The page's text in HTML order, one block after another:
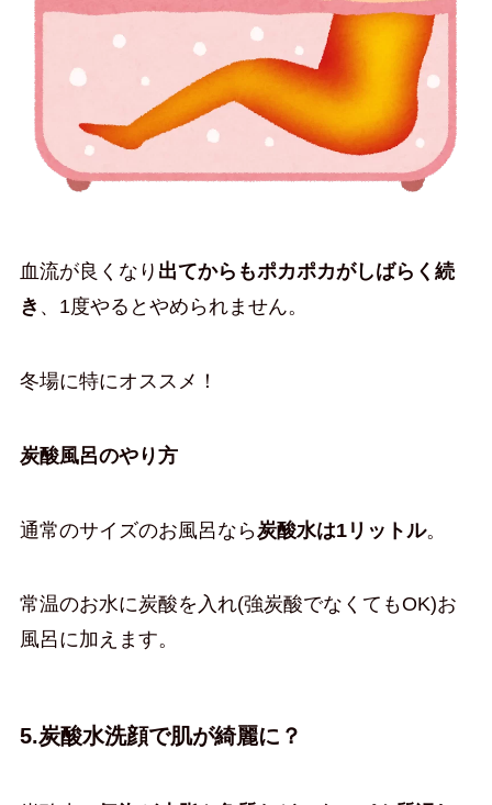
血流が良くなり 出てからもポカポカがしばらく続
き 、1度やるとやめられません。
冬場に特にオススメ！
炭酸風呂のやり方
通常のサイズのお風呂なら炭酸水は1リットル。
常温のお水に炭酸を入れ(強炭酸でなくてもOK)お
風呂に加えます。
5.炭酸水洗顔で肌が綺麗に？